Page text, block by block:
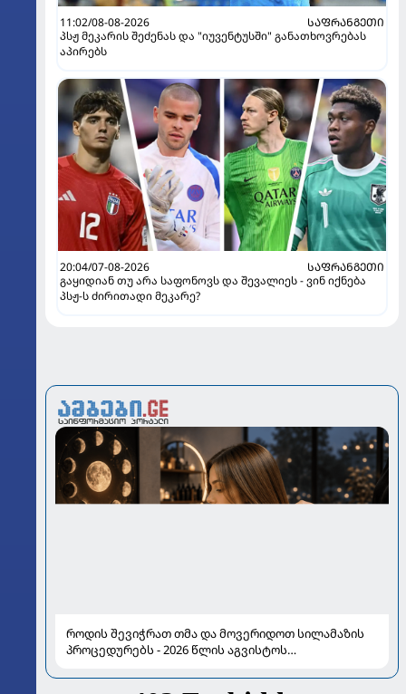
11:02/08-08-2026
ᲡᲐᲤᲠᲐᲜᲒᲔᲗᲘ
პსჟ მეკარის შეძენას და "იუვენტუსში" განათხოვრებას
აპირებს
20:04/07-08-2026
ᲡᲐᲤᲠᲐᲜᲒᲔᲗᲘ
გაყიდიან თუ არა საფონოვს და შევალიეს - ვინ იქნება
პსჟ-ს ძირითადი მეკარე?
როდის შევიჭრათ თმა და მოვერიდოთ სილამაზის
პროცედურებს - 2026 წლის აგვისტოს